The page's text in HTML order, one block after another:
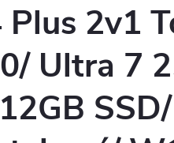
Plus 2v1
Ultra 7